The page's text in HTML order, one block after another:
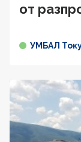
от
УМБАЛ